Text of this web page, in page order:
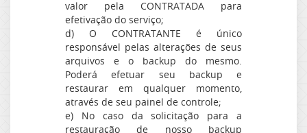
valor pela CONTRATADA para
efetivação do serviço;
d) O CONTRATANTE é único
responsável pelas alterações de seus
arquivos e o backup do mesmo.
Poderá efetuar seu backup e
restaurar em qualquer momento,
através de seu painel de controle;
e) No caso da solicitação para a
restauração de nosso backup